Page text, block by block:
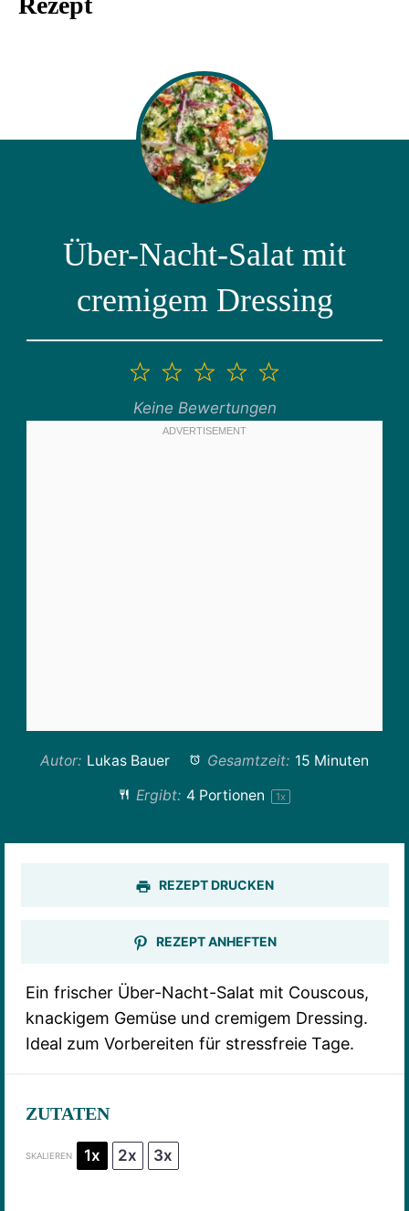
Über-Nacht-Salat mit
cremigem Dressing
5
4
Sterne
3
Sterne
2
Sterne
1
Stern
Keine Bewertungen
Autor: Lukas Bauer Gesamtzeit: 15 Minuten
Ergibt: 4 Portionen 1x
REZEPT DRUCKEN
REZEPT ANHEFTEN
Ein frischer Über-Nacht-Salat mit Couscous,
knackigem Gemüse und cremigem Dressing.
Ideal zum Vorbereiten für stressfreie Tage.
ZUTATEN
SKALIEREN 1x 2x 3x